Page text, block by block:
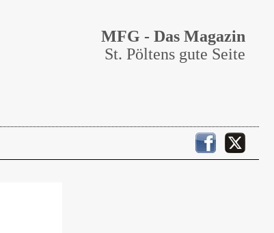
MFG - Das Magazin
St. Pöltens gute Seite